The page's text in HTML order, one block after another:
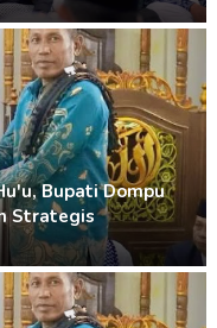
Bupati Dompu
Strategis